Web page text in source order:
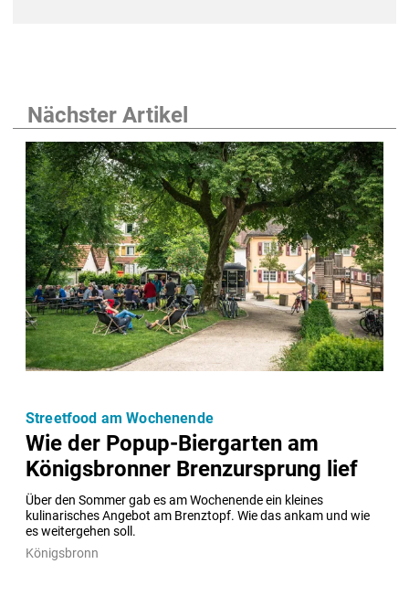
Nächster Artikel
Wie der Popup-Biergarten am
Königsbronner Brenzursprung lief
Über den Sommer gab es am Wochenende ein kleines
kulinarisches Angebot am Brenztopf. Wie das ankam und wie
es weitergehen soll.
Streetfood am Wochenende
Königsbronn